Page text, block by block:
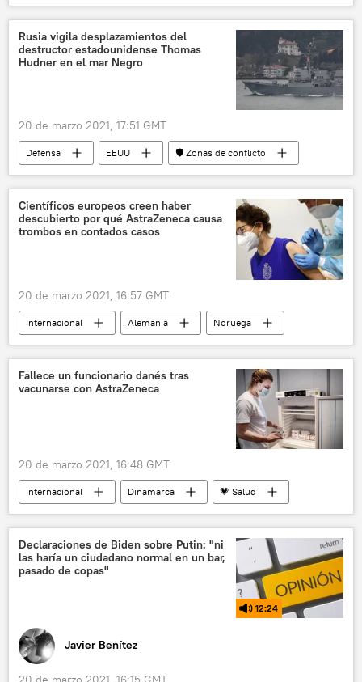
Israel
Benjamín Netanyahu
elecciones
protestas
Rusia vigila desplazamientos del
destructor estadounidense Thomas
Hudner en el mar Negro
20 de marzo 2021, 17:51 GMT
Defensa EEUU
🛡️ Zonas de conflicto
Rusia
Científicos europeos creen haber
descubierto por qué AstraZeneca causa
trombos en contados casos
20 de marzo 2021, 16:57 GMT
Internacional Alemania
Noruega
💗 Salud
AstraZeneca vacunación
Fallece un funcionario danés tras
vacunarse con AstraZeneca
20 de marzo 2021, 16:48 GMT
Internacional Dinamarca
💗 Salud
AstraZeneca
vacunación
Declaraciones de Biden sobre Putin: "ni
las haría un ciudadano normal en un bar,
pasado de copas"
12:24
Javier Benítez